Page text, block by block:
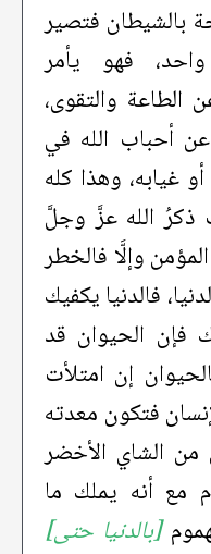
بالشيطان فتصير
فهو يأمر
الطاعة والتقوى،
أحباب الله في
غيابه، وهذا كله
ذكرُ الله عزَّ وجلَّ
وإلَّا فالخطر
فالدنيا يكفيك
فإن الحيوان قد
إن امتلأت
فتكون معدته
الشاي الأخضر
مع أنه يملك ما
[بالدنيا حتى]